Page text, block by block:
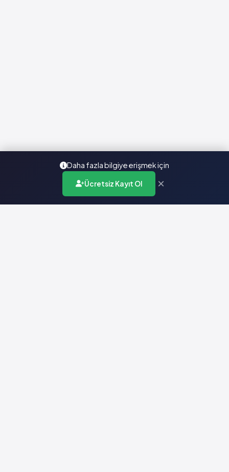
Daha fazla bilgiye erişmek için
Ücretsiz Kayıt Ol ×